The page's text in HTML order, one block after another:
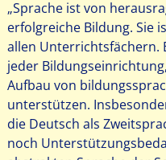
„Sprache ist von
erfolgreiche Bildung. Sie
allen Unterrichtsfächern.
jeder
Aufbau von
unterstützen.
die Deutsch als
noch